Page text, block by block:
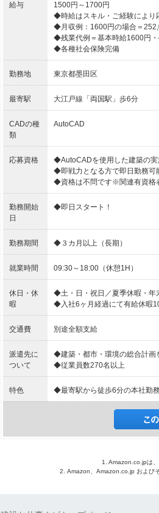
給与
1500円～1700円
◆時給はスキル・ご経験により
◆月収例：1600円の場合＝
◆残業代例＝基本時給1600円
◆各種社会保険完備
勤務地 東京都墨田区
最寄駅 大江戸線「両国駅」歩6分
CADの種
類
AutoCAD
応募資格
◆AutoCADを使用した建築の
◆即戦力となる方で即日勤務可
◆資格は不問です※関連有資格
勤務開始
日
◆即日スタート！
勤務期間 ◆３カ月以上（長期）
就業時間 09:30～18:00（休憩1H）
休日・休
暇
◆土・日・祝日／夏季休暇・年
◆入社6ヶ月経過にて有給休暇
交通費 別途全額支給
派遣先に
ついて
◆建築・都市・環境の総合計画
◆従業員数270名以上
特色 ◆最寄駅から徒歩6分の本社勤務
1. Amazon.co.jpは
2. Amazon、Amazon.co.jp および